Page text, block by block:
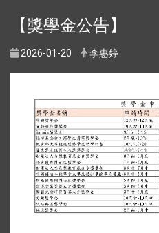
【獎學金公告】
2026-01-20 李惠婷